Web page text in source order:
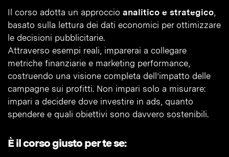
Il corso adotta un approccio analitico e strategico,
basato sulla lettura dei dati economici per ottimizzare
le decisioni pubblicitarie.
Attraverso esempi reali, imparerai a collegare
metriche finanziarie e marketing performance,
costruendo una visione completa dell’impatto delle
campagne sui profitti. Non impari solo a misurare:
impari a decidere dove investire in ads, quanto
spendere e quali obiettivi sono davvero sostenibili.
È il corso giusto per te se: